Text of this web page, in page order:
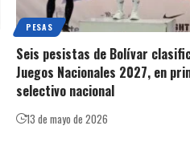
PESAS
Seis pesistas de Bolívar
Juegos Nacionales 2027, en
selectivo nacional
13 de mayo de 2026